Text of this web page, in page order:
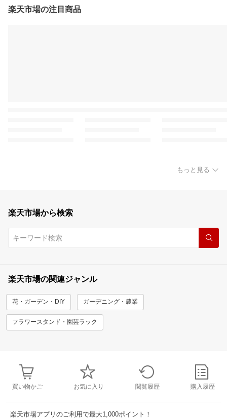
楽天市場の注目商品
もっと見る
楽天市場から検索
楽天市場の関連ジャンル
花・ガーデン・DIY ガーデニング・農業
フラワースタンド・園芸ラック
買い物かご お気に入り 閲覧履歴 購入履歴
楽天市場アプリのご利用で最大1,000ポイント！